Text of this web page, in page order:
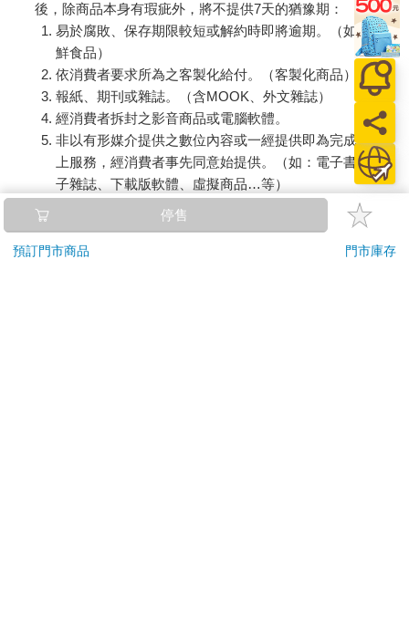
後，除商品本身有瑕疵外，將不提供7天的猶豫期：
易於腐敗、保存期限較短或解約時即將逾期。（如：生
鮮食品）
依消費者要求所為之客製化給付。（客製化商品）
報紙、期刊或雜誌。（含MOOK、外文雜誌）
經消費者拆封之影音商品或電腦軟體。
非以有形媒介提供之數位內容或一經提供即為完成之線
上服務，經消費者事先同意始提供。（如：電子書、電
子雜誌、下載版軟體、虛擬商品…等）
已拆封之個人衛生用品。（如：內衣褲、刮鬍刀、除毛
若非上列種類商品，均享有到貨7天的猶豫期（含例假
停售
預訂門市商品 門市庫存